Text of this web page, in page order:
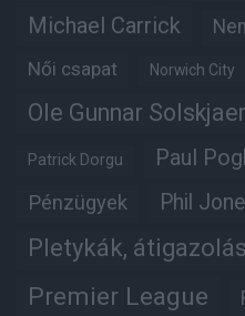
Michael Carrick
Női csapat Norwich City
Ole Gunnar Solskjaer
Patrick Dorgu Paul
Pénzügyek Phil
Pletykák,
Premier League